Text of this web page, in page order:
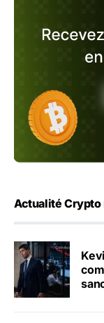
Actualité Crypto